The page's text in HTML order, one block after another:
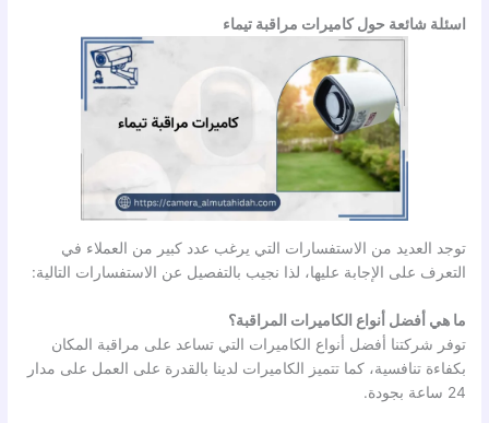
اسئلة شائعة حول كاميرات مراقبة تيماء
توجد العديد من الاستفسارات التي يرغب عدد كبير من العملاء في
التعرف على الإجابة عليها، لذا نجيب بالتفصيل عن الاستفسارات التالية:
ما هي أفضل أنواع الكاميرات المراقبة؟
توفر شركتنا أفضل أنواع الكاميرات التي تساعد على مراقبة المكان
بكفاءة تنافسية، كما تتميز الكاميرات لدينا بالقدرة على العمل على مدار
24 ساعة بجودة.